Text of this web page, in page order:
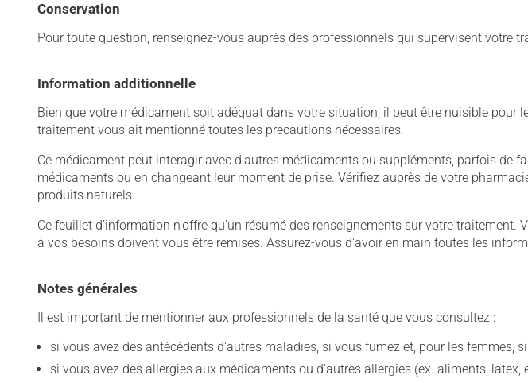
Conservation
Pour toute question, renseignez-vous auprès des professionnels qui supervisent votre
Information additionnelle
Bien que votre médicament soit adéquat dans votre situation, il peut être nuisible
traitement vous ait mentionné toutes les précautions nécessaires.
Ce médicament peut interagir avec d'autres médicaments ou suppléments, parfois
médicaments ou en changeant leur moment de prise. Vérifiez auprès de votre
produits naturels.
Ce feuillet d'information n'offre qu'un résumé des renseignements sur votre
à vos besoins doivent vous être remises. Assurez-vous d'avoir en main toutes les
Notes générales
Il est important de mentionner aux professionnels de la santé que vous consultez :
si vous avez des antécédents d'autres maladies, si vous fumez et, pour les femmes,
si vous avez des allergies aux médicaments ou d'autres allergies (ex. aliments, latex,